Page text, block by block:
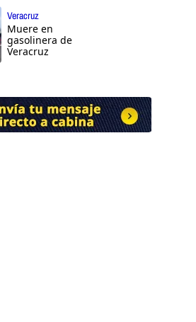
Veracruz
Muere en
gasolinera de
Veracruz